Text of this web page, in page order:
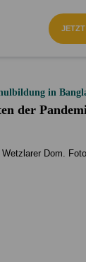
in
der